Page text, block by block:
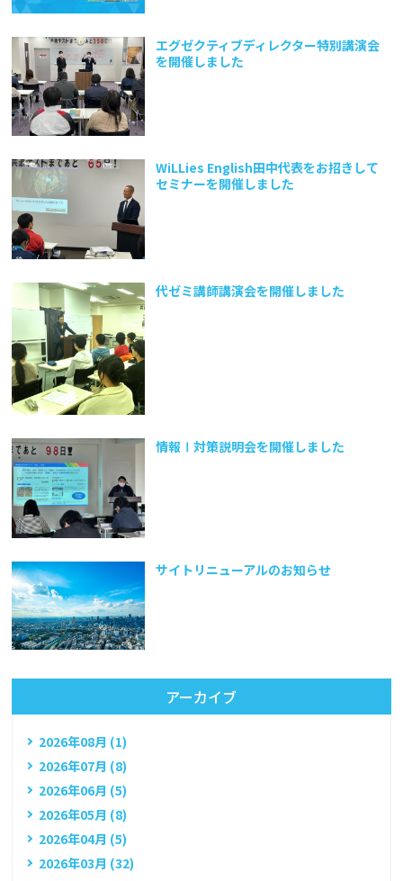
エグゼクティブディレクター特別講演会
を開催しました
WiLLies English田中代表をお招きして
セミナーを開催しました
代ゼミ講師講演会を開催しました
情報Ⅰ対策説明会を開催しました
サイトリニューアルのお知らせ
アーカイブ
2026年08月 (1)
2026年07月 (8)
2026年06月 (5)
2026年05月 (8)
2026年04月 (5)
2026年03月 (32)